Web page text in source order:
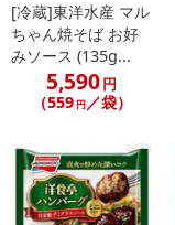
[冷蔵]東洋水産 マル
ちゃん焼そば お好
みソース (135g...
5,590円
（559 円／袋）